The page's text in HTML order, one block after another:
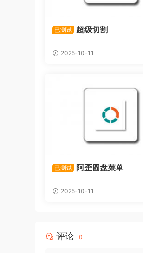
已测试 超级切割
2025-10-11
已测试 阿歪圆盘菜单
2025-10-11
评论 0